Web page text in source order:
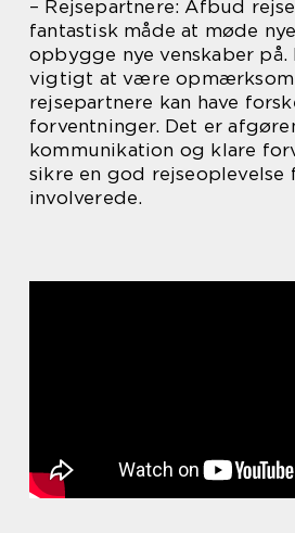
– Rejsepartnere: Afbud
fantastisk måde at møde
opbygge nye venskaber på.
vigtigt at være opmærksom
rejsepartnere kan have
forventninger. Det er
kommunikation og klare
sikre en god rejseoplevelse
involverede.